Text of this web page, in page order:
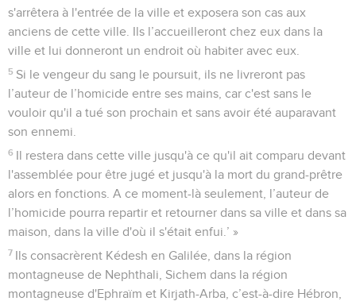
s'arrêtera à l'entrée de la ville et exposera son cas aux
anciens de cette ville. Ils l’accueilleront chez eux dans la
ville et lui donneront un endroit où habiter avec eux.
5 Si le vengeur du sang le poursuit, ils ne livreront pas
l’auteur de l’homicide entre ses mains, car c'est sans le
vouloir qu'il a tué son prochain et sans avoir été auparavant
son ennemi.
6 Il restera dans cette ville jusqu'à ce qu'il ait comparu devant
l'assemblée pour être jugé et jusqu'à la mort du grand-prêtre
alors en fonctions. A ce moment-là seulement, l’auteur de
l’homicide pourra repartir et retourner dans sa ville et dans sa
maison, dans la ville d'où il s'était enfui.’ »
7 Ils consacrèrent Kédesh en Galilée, dans la région
montagneuse de Nephthali, Sichem dans la région
montagneuse d'Ephraïm et Kirjath-Arba, c’est-à-dire Hébron,